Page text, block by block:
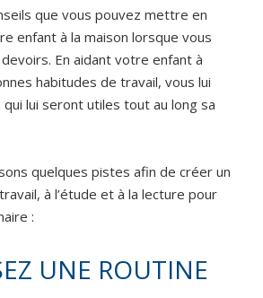
que vous pouvez mettre en
enfant à la maison lorsque vous
En aidant votre enfant à
habitudes de travail, vous lui
lui seront utiles tout au long sa
quelques pistes afin de créer un
à l’étude et à la lecture pour
:
UNE ROUTINE